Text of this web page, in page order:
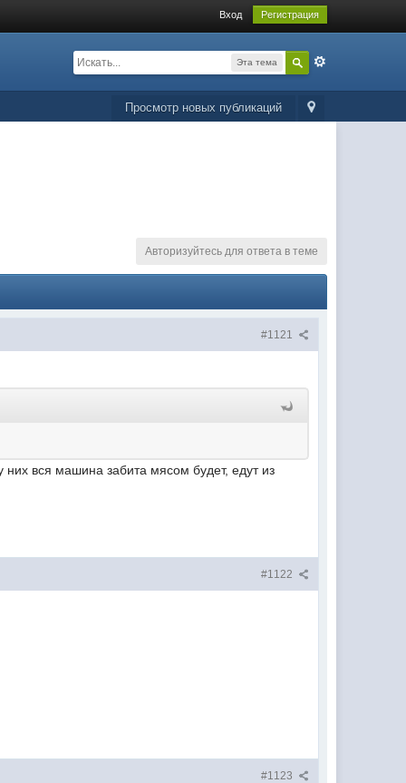
Вход Регистрация
Эта тема
Просмотр новых публикаций
Авторизуйтесь для ответа в теме
#1121
вся машина забита мясом будет, едут из
#1122
#1123